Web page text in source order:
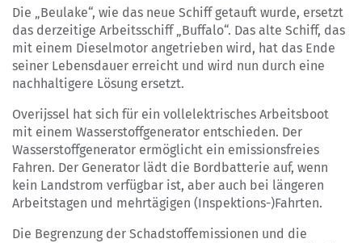
Die „Beulake“, wie das neue Schiff getauft wurde, ersetzt
das derzeitige Arbeitsschiff „Buffalo“. Das alte Schiff, das
mit einem Dieselmotor angetrieben wird, hat das Ende
seiner Lebensdauer erreicht und wird nun durch eine
nachhaltigere Lösung ersetzt.
Overijssel hat sich für ein vollelektrisches Arbeitsboot
mit einem Wasserstoffgenerator entschieden. Der
Wasserstoffgenerator ermöglicht ein emissionsfreies
Fahren. Der Generator lädt die Bordbatterie auf, wenn
kein Landstrom verfügbar ist, aber auch bei längeren
Arbeitstagen und mehrtägigen (Inspektions-)Fahrten.
Die Begrenzung der Schadstoffemissionen und die